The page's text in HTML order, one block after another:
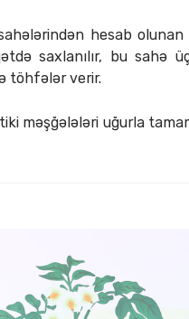
hesab
saxlanılır, bu sahə
töhfələr verir.
məşğələləri uğurla